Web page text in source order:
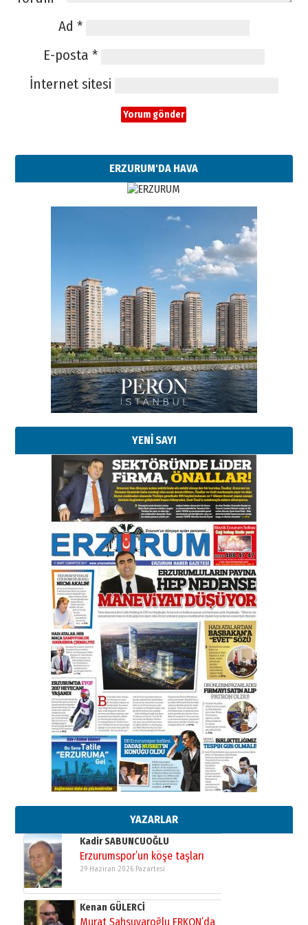
Ad *
E-posta *
İnternet sitesi
ERZURUM'DA HAVA
YENİ SAYI
YAZARLAR
Esat BİNDESEN
Başkan Sekmen’den Erzurum’a
bir vizyon proje daha!
02 Ağustos 2026 Pazar
Kadir SABUNCUOĞLU
Erzurumspor’un köşe taşları
29 Haziran 2026 Pazartesi
Kenan GÜLERCİ
Murat Şahsuvaroğlu ERKON’da
çıtayı yukarı taşırken,
yönetimdekiler aşağı
çekmemeli!
17 Şubat 2026 SalıOrhan BOZKURT
Bir fotoğraf, bir şehir, bir
gazeteci… Dizginler kimin
elinde?
31 Mart 2026 Salı
A. Berhan Yılmaz
BİR BÖLÜM DEĞİL, BİR ÖMÜR
SEÇİYORSUNUZ… “NEDEN
ATATÜRK ÜNİVERSİTESİ?”
28 Temmuz 2026 Salı
Ahmet Gökhan YAZICI
Ahmed Yesevi’den bir Alperen…
”Reisimiz” idi… Hakka yürüdü.!
26 Mart 2026 Perşembe
Cem Bakırcı
Ardında bıraktığı hatıralarıyla
gönül adamı Faruk Terzioğlu!
13 Mayıs 2026 Çarşamba
Esat BİNDESEN
Başkan Sekmen’den Erzurum’a
bir vizyon proje daha!
02 Ağustos 2026 Pazar
Kadir SABUNCUOĞLU
Erzurumspor’un köşe taşları
29 Haziran 2026 Pazartesi
Kenan GÜLERCİ
Murat Şahsuvaroğlu ERKON’da